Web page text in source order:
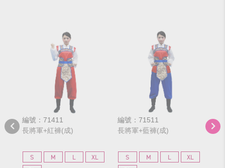
編號：71411
長將軍+紅褲(成)
S M L
XL
編號：71511
長將軍+藍褲(成)
S M L
XL
編
巾